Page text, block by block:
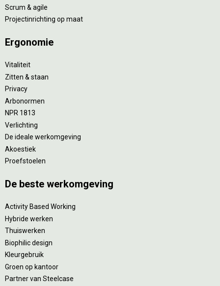
Scrum & agile
Projectinrichting op maat
Ergonomie
Vitaliteit
Zitten & staan
Privacy
Arbonormen
NPR 1813
Verlichting
De ideale werkomgeving
Akoestiek
Proefstoelen
De beste werkomgeving
Activity Based Working
Hybride werken
Thuiswerken
Biophilic design
Kleurgebruik
Groen op kantoor
Partner van Steelcase